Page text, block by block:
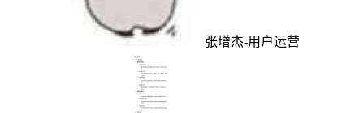
张增杰-用户运营